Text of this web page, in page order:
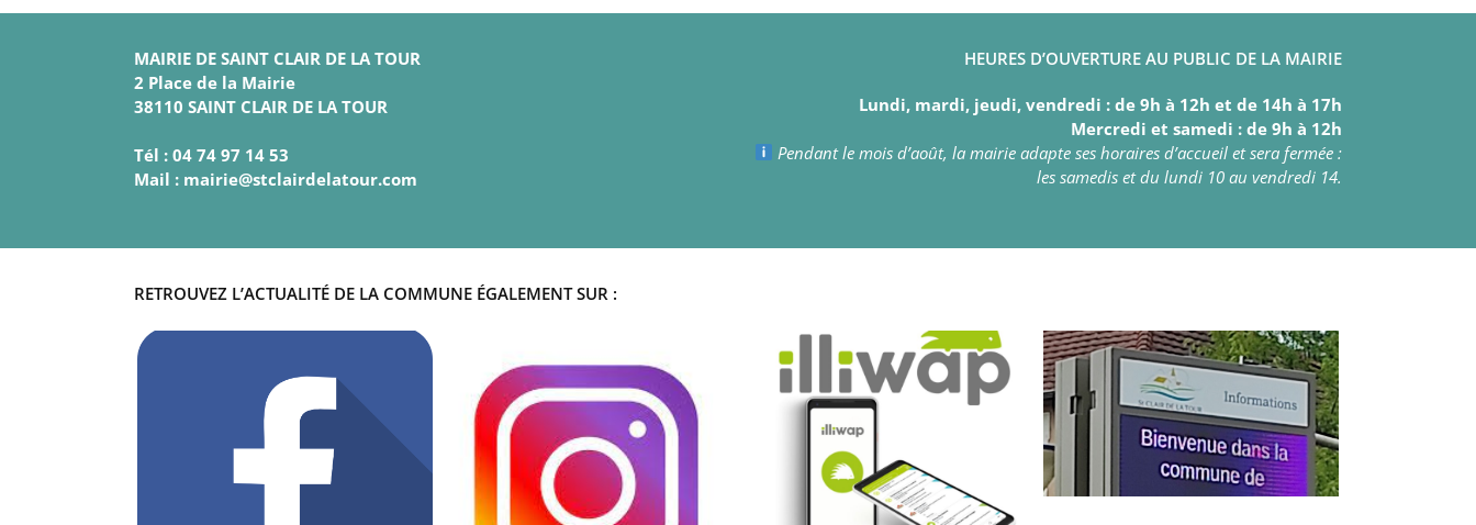
MAIRIE DE SAINT CLAIR DE LA TOUR
2 Place de la Mairie
38110 SAINT CLAIR DE LA TOUR
Tél : 04 74 97 14 53
Mail : mairie@stclairdelatour.com
HEURES D’OUVERTURE AU PUBLIC DE LA MAIRIE
Lundi, mardi, jeudi, vendredi : de 9h à 12h et de 14h à 17h
Mercredi et samedi : de 9h à 12h
Pendant le mois d’août, la mairie adapte ses horaires d’accueil et sera fermée :
les samedis et du lundi 10 au vendredi 14.
RETROUVEZ L’ACTUALITÉ DE LA COMMUNE ÉGALEMENT SUR :